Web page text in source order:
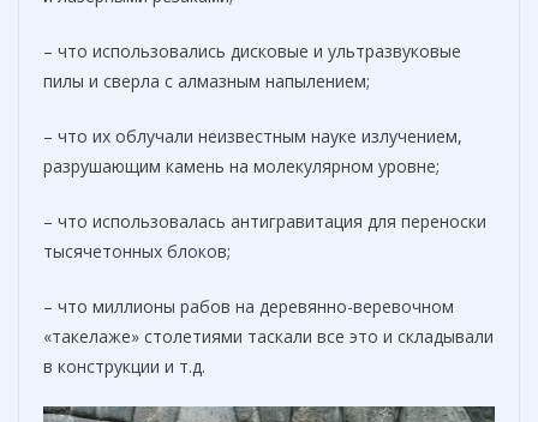
– что использовались дисковые и ультразвуковые
пилы и сверла с алмазным напылением;
– что их облучали неизвестным науке излучением,
разрушающим камень на молекулярном уровне;
– что использовалась антигравитация для переноски
тысячетонных блоков;
– что миллионы рабов на деревянно-веревочном
«такелаже» столетиями таскали все это и складывали
в конструкции и т.д.